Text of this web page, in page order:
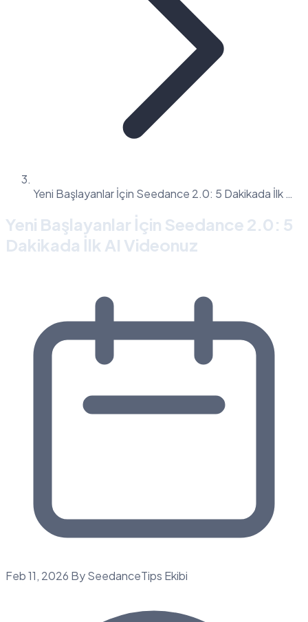
Yeni Başlayanlar İçin Seedance 2.0: 5 Dakikada İlk …
Yeni Başlayanlar İçin Seedance 2.0: 5
Dakikada İlk AI Videonuz
Feb 11, 2026 By SeedanceTips Ekibi